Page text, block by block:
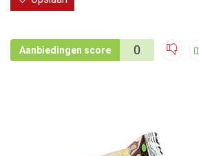
Aanbiedingen score 0